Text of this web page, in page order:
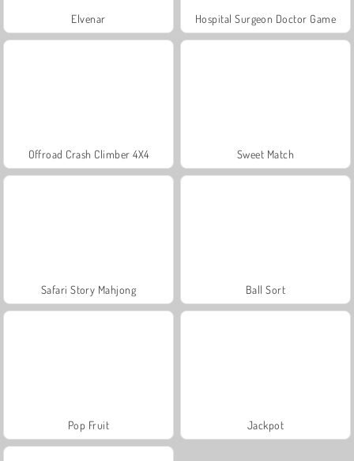
Elvenar Hospital Surgeon Doctor Game
Offroad Crash Climber 4X4 Sweet Match
Safari Story Mahjong Ball Sort
Pop Fruit Jackpot